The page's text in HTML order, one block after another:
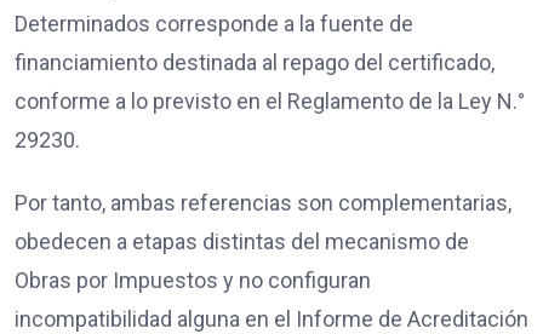
Determinados corresponde a la fuente de
financiamiento destinada al repago del certificado,
conforme a lo previsto en el Reglamento de la Ley N.°
29230.
Por tanto, ambas referencias son complementarias,
obedecen a etapas distintas del mecanismo de
Obras por Impuestos y no configuran
incompatibilidad alguna en el Informe de Acreditación